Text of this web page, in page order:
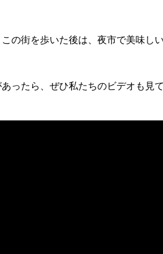
この街を歩いた後は、夜市で美味し
ったら、ぜひ私たちのビデオも見